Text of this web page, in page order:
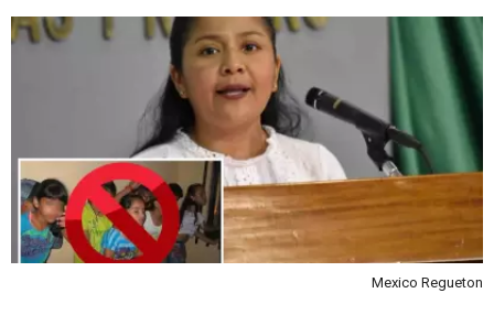
Mexico Regueton